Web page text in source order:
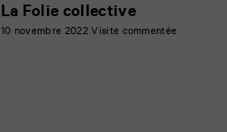
La Folie collective
10 novembre 2022 Visite commentée